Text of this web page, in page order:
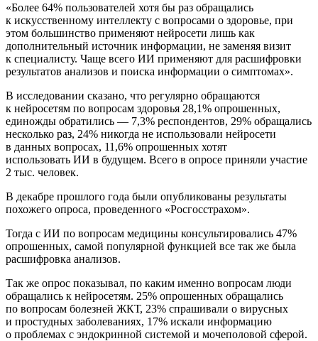
«Более 64% пользователей хотя бы раз обращались
к искусственному интеллекту с вопросами о здоровье, при
этом большинство применяют нейросети лишь как
дополнительный источник информации, не заменяя визит
к специалисту. Чаще всего ИИ применяют для расшифровки
результатов анализов и поиска информации о симптомах».
В исследовании сказано, что регулярно обращаются
к нейросетям по вопросам здоровья 28,1% опрошенных,
единожды обратились — 7,3% респондентов, 29% обращались
несколько раз, 24% никогда не использовали нейросети
в данных вопросах, 11,6% опрошенных хотят
использовать ИИ в будущем. Всего в опросе приняли участие
2 тыс. человек.
В декабре прошлого года были опубликованы результаты
похожего опроса, проведенного «Росгосстрахом».
Тогда с ИИ по вопросам медицины консультировались 47%
опрошенных, самой популярной функцией все так же была
расшифровка анализов.
Так же опрос показывал, по каким именно вопросам люди
обращались к нейросетям. 25% опрошенных обращались
по вопросам болезней ЖКТ, 23% спрашивали о вирусных
и простудных заболеваниях, 17% искали информацию
о проблемах с эндокринной системой и мочеполовой сферой.